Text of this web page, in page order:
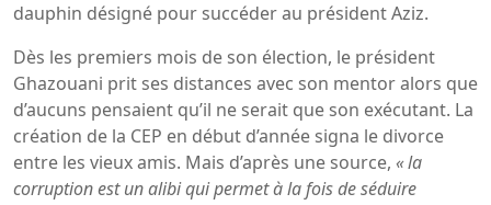
dauphin désigné pour succéder au président Aziz.
Dès les premiers mois de son élection, le président
Ghazouani prit ses distances avec son mentor alors que
d’aucuns pensaient qu’il ne serait que son exécutant. La
création de la CEP en début d’année signa le divorce
entre les vieux amis. Mais d’après une source, « la
corruption est un alibi qui permet à la fois de séduire